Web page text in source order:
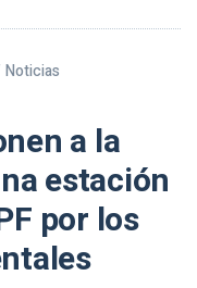
Noticias
a la
estación
por los